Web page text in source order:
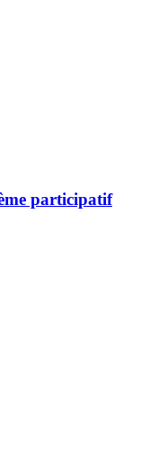
participatif